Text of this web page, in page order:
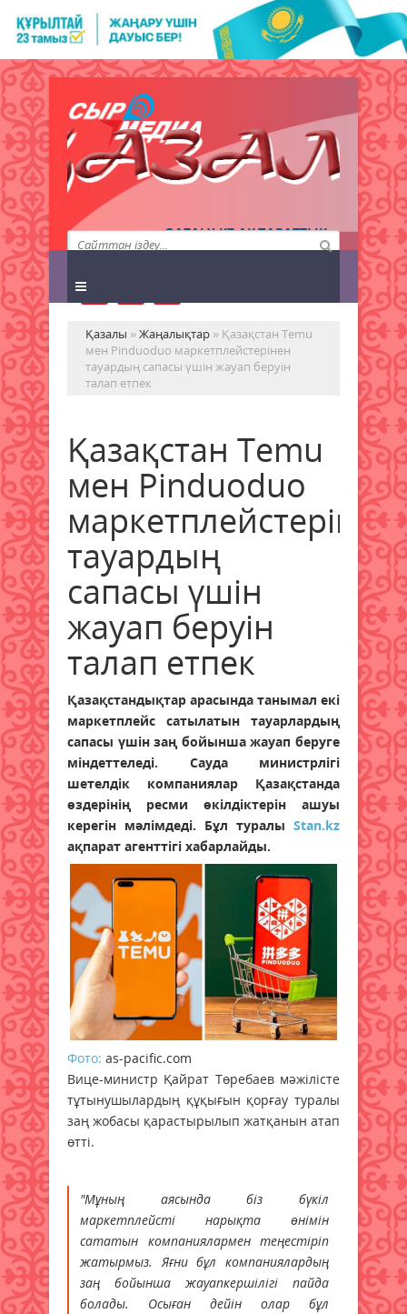
QAZALY.KZ АҚПАРАТТЫҚ
АГЕНТТІГІ
Қазалы »Жаңалықтар » Қазақстан Temu
мен Pinduoduo маркетплейстерінен
тауардың сапасы үшін жауап беруін
талап етпек
Қазақстан Temu
мен Pinduoduo
маркетплейстерінен
тауардың
сапасы үшін
жауап беруін
талап етпек
Қазақстандықтар арасында танымал екі
маркетплейс сатылатын тауарлардың
сапасы үшін заң бойынша жауап беруге
міндеттеледі. Сауда министрлігі
шетелдік компаниялар Қазақстанда
өздерінің ресми өкілдіктерін ашуы
керегін мәлімдеді. Бұл туралы Stan.kz
ақпарат агенттігі хабарлайды.
Фото: as-pacific.com
Вице-министр Қайрат Төребаев мәжілісте
тұтынушылардың құқығын қорғау туралы
заң жобасы қарастырылып жатқанын атап
өтті.
"Мұның аясында біз бүкіл
маркетплейсті нарықта өнімін
сататын компаниялармен теңестіріп
жатырмыз. Яғни бұл компаниялардың
заң бойынша жауапкершілігі пайда
болады. Осыған дейін олар бұл